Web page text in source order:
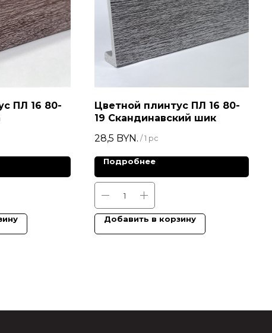
ПЛ 16 80-
Цветной плинтус ПЛ 16 80-
19 Скандинавский шик
28,5 BYN. / 1 pc
Подробнее
Добавить в корзину